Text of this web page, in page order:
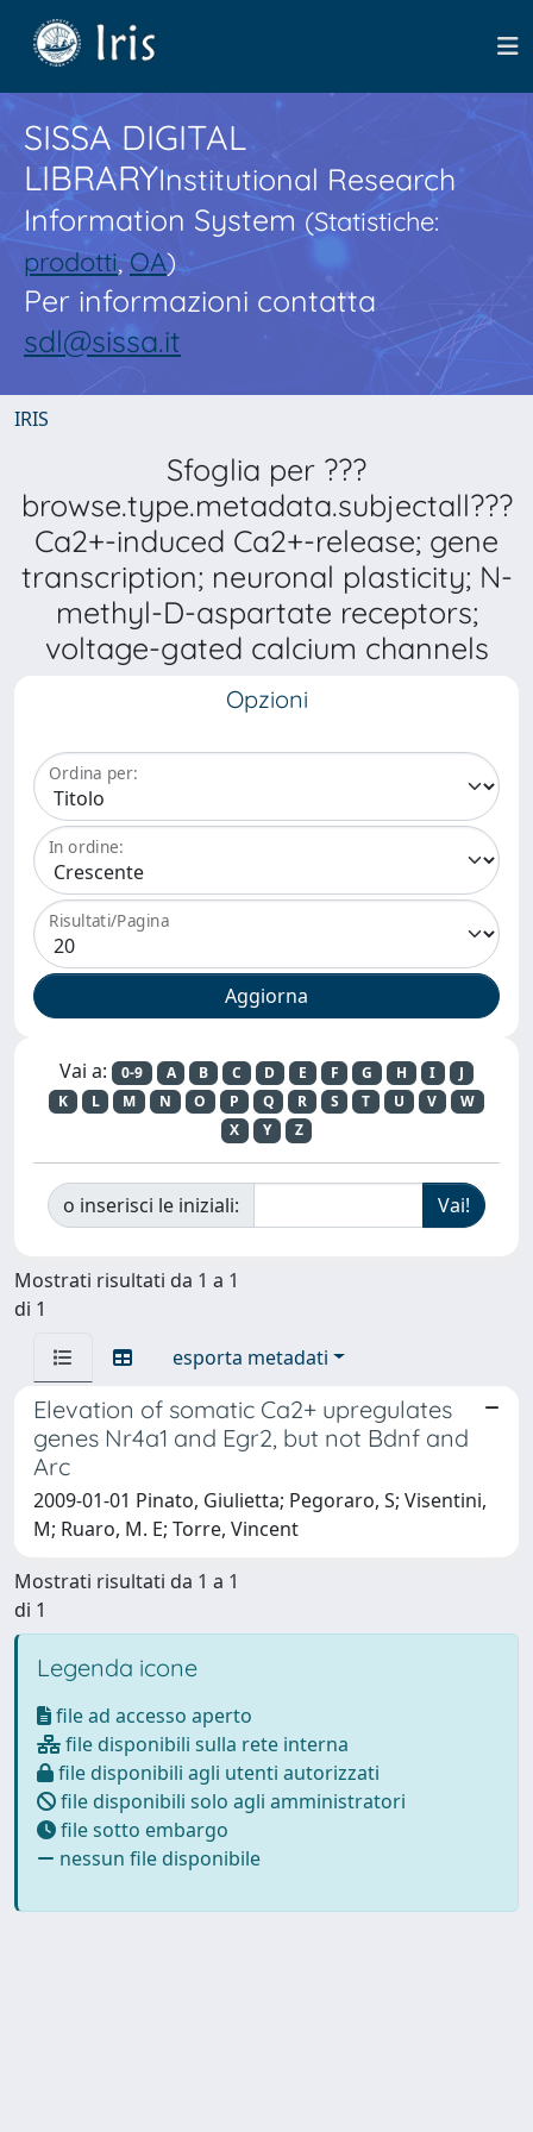
SISSA DIGITAL
LIBRARYInstitutional Research
Information System(Statistiche:
prodotti,OA)
Per informazioni contatta
sdl@sissa.it
IRIS
Sfoglia per ???
browse.type.metadata.subjectall???
Ca2+-induced Ca2+-release; gene
transcription; neuronal plasticity; N-
methyl-D-aspartate receptors;
voltage-gated calcium channels
Opzioni
Ordina per:
In ordine:
Risultati/Pagina
Vai a: 0-9 A B C D E F G H I
J
K
L M N O P Q R S T U V
W
X
Y Z
o inserisci le iniziali:
Mostrati risultati da 1 a 1
di 1
esporta metadati
Elevation of somatic Ca2+ upregulates
genes Nr4a1 and Egr2, but not Bdnf and
Arc
2009-01-01 Pinato, Giulietta; Pegoraro, S; Visentini,
M; Ruaro, M. E; Torre, Vincent
Mostrati risultati da 1 a 1
di 1
Legenda icone
file ad accesso aperto
file disponibili sulla rete interna
file disponibili agli utenti autorizzati
file disponibili solo agli amministratori
file sotto embargo
nessun file disponibile